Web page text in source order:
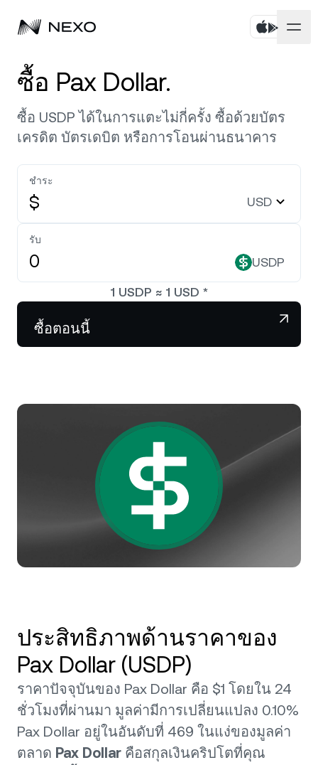
บุคคล
ซื้อสินทรัพย์
Flexible Savings
Fixed-term Savings
Dual Investment
Exchange
Credit Line
ฟิวเจอร์ส
โปรแกรม Loyalty
ธุรกิจ
ไพรมโบรกเกอร์
White Label
Nexo Ventures
Payment Gateway
ตลาดเพิ่มขึ้น
Ethereum ETH 0.56%
NEXO Token 1.28%
DOT
SOL
บริษัท
เกี่ยวกับ
ความปลอดภัย
พันธมิตร
ข่าวสารและข้อมูลเชิงลึก
Wealth Academy
ซื้อ Pax Dollar.
ซื้อ USDP ได้ในการแตะไม่กี่ครั้ง ซื้อด้วยบัตร
เครดิต บัตรเดบิต หรือการโอนผ่านธนาคาร
ชำระ
$ USD
รับ
USDP
1 USDP ≈ 1 USD *
ซื้อตอนนี้
ประสิทธิภาพด้านราคาของ
Pax Dollar (USDP)
ราคาปัจจุบันของ Pax Dollar คือ $1 โดยใน 24
ชั่วโมงที่ผ่านมา มูลค่ามีการเปลี่ยนแปลง 0.10%
Pax Dollar อยู่ในอันดับที่ 469 ในแง่ของมูลค่า
ตลาด Pax Dollar คือสกุลเงินคริปโตที่คุณ